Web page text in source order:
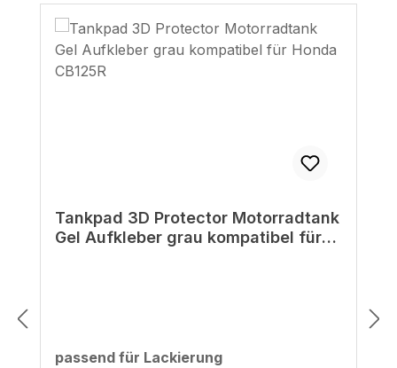
Tankpad 3D Protector Motorradtank
Gel Aufkleber grau kompatibel für
passend für Lackierungauswählen